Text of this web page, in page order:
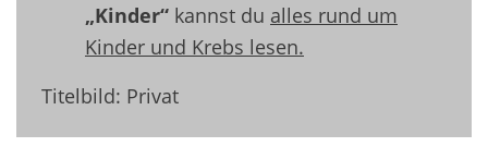
„Kinder“ kannst du alles rund um
Kinder und Krebs lesen.
Titelbild: Privat